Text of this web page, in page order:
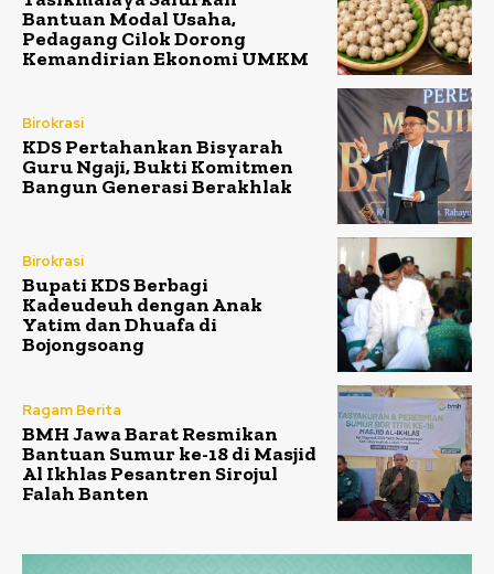
Bantuan Modal Usaha,
Pedagang Cilok Dorong
Kemandirian Ekonomi UMKM
Birokrasi
KDS Pertahankan Bisyarah
Guru Ngaji, Bukti Komitmen
Bangun Generasi Berakhlak
Birokrasi
Bupati KDS Berbagi
Kadeudeuh dengan Anak
Yatim dan Dhuafa di
Bojongsoang
Ragam Berita
BMH Jawa Barat Resmikan
Bantuan Sumur ke-18 di Masjid
Al Ikhlas Pesantren Sirojul
Falah Banten